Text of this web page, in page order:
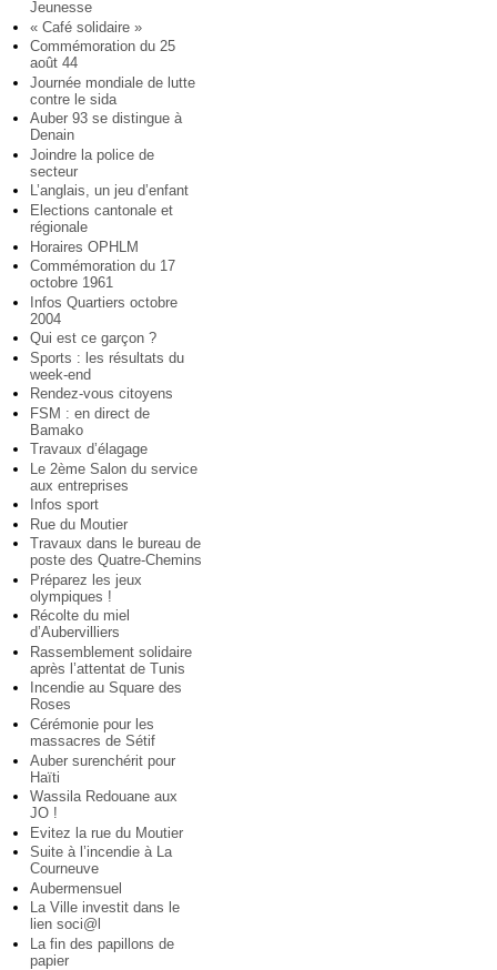
Jeunesse
« Café solidaire »
Commémoration du 25
août 44
Journée mondiale de lutte
contre le sida
Auber 93 se distingue à
Denain
Joindre la police de
secteur
L’anglais, un jeu d’enfant
Elections cantonale et
régionale
Horaires OPHLM
Commémoration du 17
octobre 1961
Infos Quartiers octobre
2004
Qui est ce garçon ?
Sports : les résultats du
week-end
Rendez-vous citoyens
FSM : en direct de
Bamako
Travaux d’élagage
Le 2ème Salon du service
aux entreprises
Infos sport
Rue du Moutier
Travaux dans le bureau de
poste des Quatre-Chemins
Préparez les jeux
olympiques !
Récolte du miel
d’Aubervilliers
Rassemblement solidaire
après l’attentat de Tunis
Incendie au Square des
Roses
Cérémonie pour les
massacres de Sétif
Auber surenchérit pour
Haïti
Wassila Redouane aux
JO !
Evitez la rue du Moutier
Suite à l’incendie à La
Courneuve
Aubermensuel
La Ville investit dans le
lien soci@l
La fin des papillons de
papier